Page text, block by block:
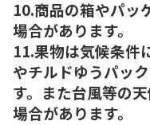
10.商品の箱やパッ
場合があります。
11.果物は気候条件
やチルドゆうパッ
す。また台風等の
場合があります。